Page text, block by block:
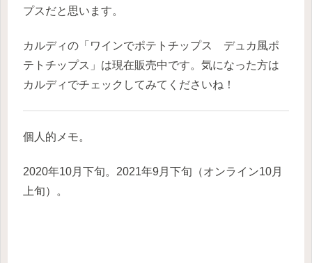
プスだと思います。
カルディの「ワインでポテトチップス デュカ風ポ
テトチップス」は現在販売中です。気になった方は
カルディでチェックしてみてくださいね！
個人的メモ。
2020年10月下旬。2021年9月下旬（オンライン10月
上旬）。